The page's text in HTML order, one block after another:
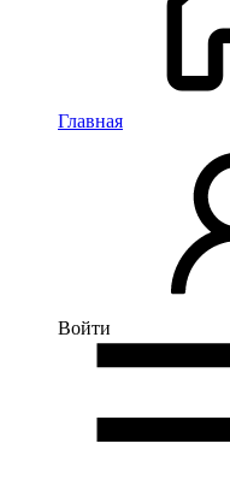
Главная
Войти